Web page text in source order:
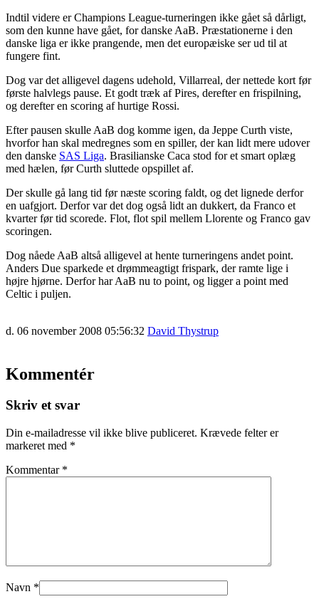
Indtil videre er Champions League-turneringen ikke gået så dårligt,
som den kunne have gået, for danske AaB. Præstationerne i den
danske liga er ikke prangende, men det europæiske ser ud til at
fungere fint.
Dog var det alligevel dagens udehold, Villarreal, der nettede kort før
første halvlegs pause. Et godt træk af Pires, derefter en frispilning,
og derefter en scoring af hurtige Rossi.
Efter pausen skulle AaB dog komme igen, da Jeppe Curth viste,
hvorfor han skal medregnes som en spiller, der kan lidt mere udover
den danske SAS Liga. Brasilianske Caca stod for et smart oplæg
med hælen, før Curth sluttede opspillet af.
Der skulle gå lang tid før næste scoring faldt, og det lignede derfor
en uafgjort. Derfor var det dog også lidt an dukkert, da Franco et
kvarter før tid scorede. Flot, flot spil mellem Llorente og Franco gav
scoringen.
Dog nåede AaB altså alligevel at hente turneringens andet point.
Anders Due sparkede et drømmeagtigt frispark, der ramte lige i
højre hjørne. Derfor har AaB nu to point, og ligger a point med
Celtic i puljen.
d. 06 november 2008 05:56:32 David Thystrup
Kommentér
Skriv et svar
Din e-mailadresse vil ikke blive publiceret. Krævede felter er
markeret med *
Kommentar *
Navn *